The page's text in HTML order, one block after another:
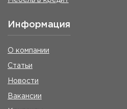
Информация
О компании
Статьи
Новости
Вакансии